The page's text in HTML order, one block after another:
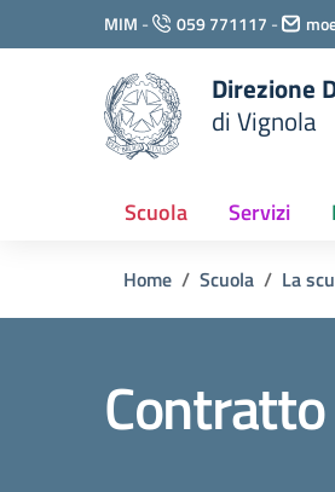
Vai ai contenuti
Vai al menu di navigazione
Vai al footer
MIM - 059 771117 -
Direzione
di Vignola
Scuola Servizi
Home Scuola La